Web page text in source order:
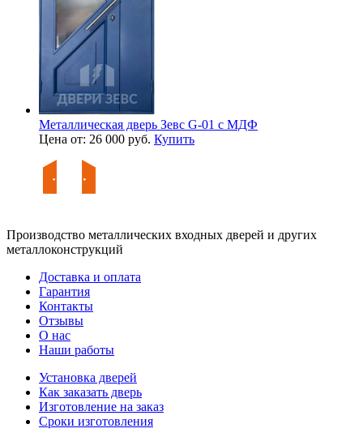
Металлическая дверь Зевс G-01 с МДФ
Цена от: 26 000 руб. Купить
Производство металлических входных дверей и других
металлоконструкций
Доставка и оплата
Гарантия
Контакты
Отзывы
О нас
Наши работы
Установка дверей
Как заказать дверь
Изготовление на заказ
Сроки изготовления